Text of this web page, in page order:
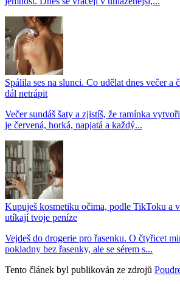
Spálila ses na slunci. Co udělat dnes večer a
dál netrápit
Večer sundáš šaty a zjistíš, že ramínka
je červená, horká, napjatá a každý...
Kupuješ kosmetiku očima, podle TikToku a
utíkají tvoje peníze
Vejdeš do drogerie pro řasenku. O čtyřicet
pokladny bez řasenky, ale se sérem s...
Tento článek byl publikován ze zdrojů